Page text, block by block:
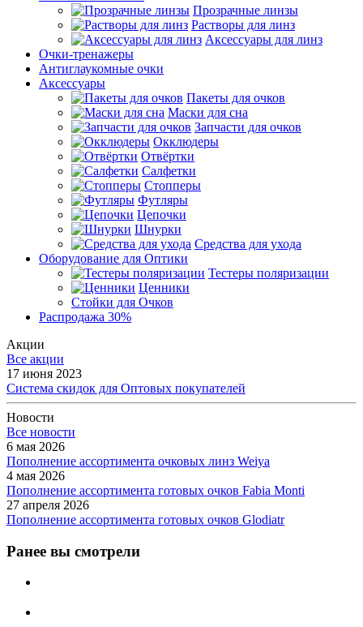
Прозрачные линзы
Растворы для линз
Аксессуары для линз
Очки-тренажеры
Антиглаукомные очки
Аксессуары
Пакеты для очков
Маски для сна
Запчасти для очков
Окклюдеры
Отвёртки
Салфетки
Стопперы
Футляры
Цепочки
Шнурки
Средства для ухода
Оборудование для Оптики
Тестеры поляризации
Ценники
Стойки для Очков
Распродажа 30%
Акции
Все акции
17 июня 2023
Система скидок для Оптовых покупателей
Новости
Все новости
6 мая 2026
Пополнение ассортимента очковых линз Weiya
4 мая 2026
Пополнение ассортимента готовых очков Fabia Monti
27 апреля 2026
Пополнение ассортимента готовых очков Glodiatr
Ранее вы смотрели